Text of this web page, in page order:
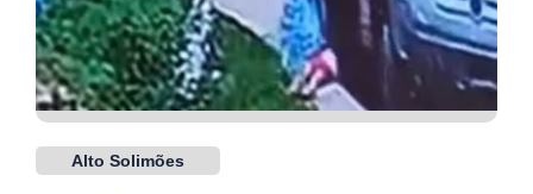
Alto Solimões